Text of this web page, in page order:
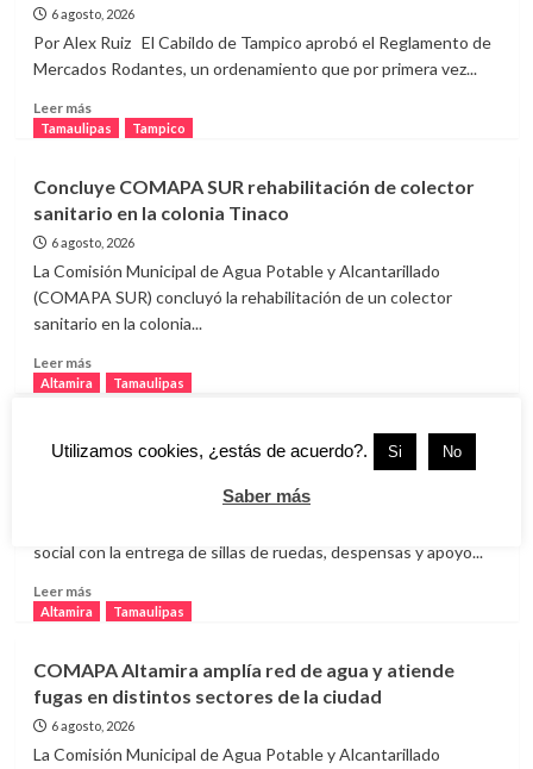
en
laguna
Chairel
por
presencia
6 agosto, 2026
Por Alex Ruiz El Cabildo de Tampico aprobó el Reglamento de
Mercados Rodantes, un ordenamiento que por primera vez...
Leer másLeer
más
aprueba
reglamento
para
regular
mercados
rodantes
Tamaulipas Tampico
Concluye COMAPA SUR rehabilitación de colector
sanitario en la colonia Tinaco
6 agosto, 2026
La Comisión Municipal de Agua Potable y Alcantarillado
(COMAPA SUR) concluyó la rehabilitación de un colector
sanitario en la colonia...
Leer másLeer
más
COMAPA
sanitario
en
la
Altamira Tamaulipas
DIF Altamira lleva apoyos hasta los hogares de
familias en situación vulnerable
social con la entrega de sillas de ruedas, despensas y apoyo...
Leer másLeer
más
Altamira
lleva
apoyos
hasta
Altamira Tamaulipas
COMAPA Altamira amplía red de agua y atiende
fugas en distintos sectores de la ciudad
6 agosto, 2026
La Comisión Municipal de Agua Potable y Alcantarillado
Utilizamos cookies, ¿estás de acuerdo?. Si No
Saber más